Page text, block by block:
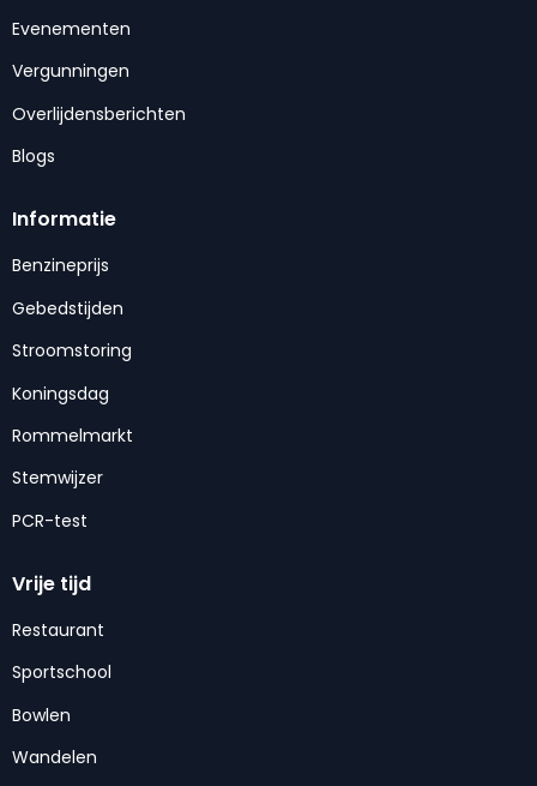
Evenementen
Vergunningen
Overlijdensberichten
Blogs
Informatie
Benzineprijs
Gebedstijden
Stroomstoring
Koningsdag
Rommelmarkt
Stemwijzer
PCR-test
Vrije tijd
Restaurant
Sportschool
Bowlen
Wandelen